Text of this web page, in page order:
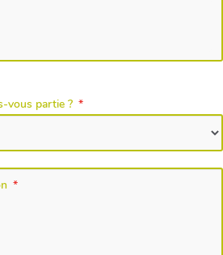
vous partie ?